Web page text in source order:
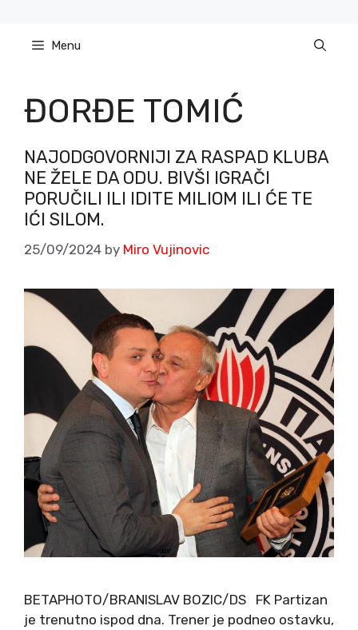
content Menu
ĐORĐE TOMIĆ
NAJODGOVORNIJI ZA RASPAD KLUBA
NE ŽELE DA ODU. BIVŠI IGRAČI
PORUČILI ILI IDITE MILIOM ILI ĆE TE
IĆI SILOM.
25/09/2024 by Miro Vujinovic
BETAPHOTO/BRANISLAV BOZIC/DS FK Partizan
je trenutno ispod dna. Trener je podneo ostavku,